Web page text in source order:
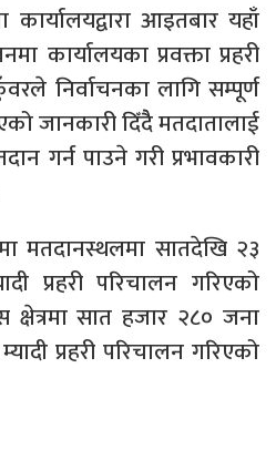
कार्यालयद्वारा आइतबार यहाँ
कार्यालयका प्रवक्ता प्रहरी
निर्वाचनका लागि सम्पूर्ण
जानकारी दिँदैै मतदातालाई
गर्न पाउने गरी प्रभावकारी
मतदानस्थलमा सातदेखि २३
प्रहरी परिचालन गरिएको
सात हजार २८० जना
प्रहरी परिचालन गरिएको